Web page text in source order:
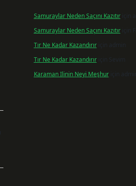
Samuraylar Neden Saçını Kazıtıriçin
Samuraylar Neden Saçını Kazıtıriçin
Tır Ne Kadar Kazandırıriçin
admin
Tır Ne Kadar Kazandırıriçin Sevim
Karaman Ilinin Neyi Meşhuriçin admin